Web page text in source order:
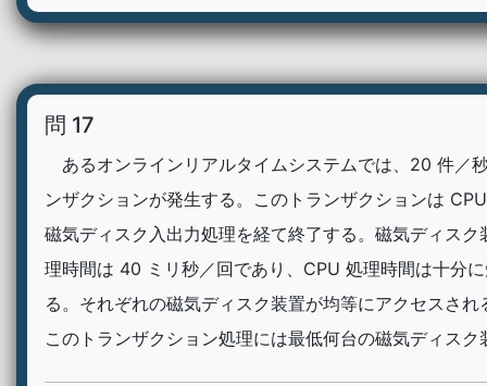
問 17
あるオンラインリアルタイムシステムでは、20 件／
ンザクションが発生する。このトランザクションは
磁気ディスク入出力処理を経て終了する。磁気ディスク
理時間は 40 ミリ秒／回であり、CPU 処理時間は十分
る。それぞれの磁気ディスク装置が均等にアクセスされ
このトランザクション処理には最低何台の磁気ディスク